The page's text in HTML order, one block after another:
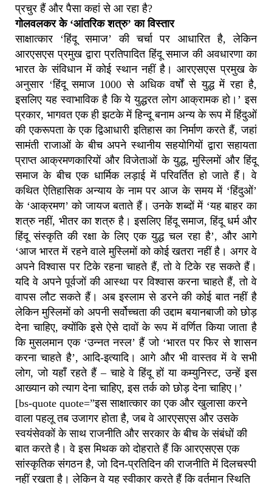
प्रचुर हैं और पैसा कहां से आ रहा है?
गोलवलकर के ‘आंतरिक शत्रु’ का विस्तार
साक्षात्कार ‘हिंदू समाज’ की चर्चा पर आधारित है, लेकिन
आरएसएस प्रमुख द्वारा प्रतिपादित हिंदू समाज की अवधारणा का
भारत के संविधान में कोई स्थान नहीं है। आरएसएस प्रमुख के
अनुसार ‘हिंदू समाज 1000 से अधिक वर्षों से युद्ध में रहा है,
इसलिए यह स्वाभाविक है कि ये युद्धरत लोग आक्रामक हो।’ इस
प्रकार, भागवत एक ही झटके में हिन्दू बनाम अन्य के रूप में हिंदुओं
की एकरूपता के एक द्विआधारी इतिहास का निर्माण करते हैं, जहां
सामंती राजाओं के बीच अपने स्थानीय सहयोगियों द्वारा सहायता
प्राप्त आक्रमणकारियों और विजेताओं के युद्ध, मुस्लिमों और हिंदू
समाज के बीच एक धार्मिक लड़ाई में परिवर्तित हो जाते हैं। वे
कथित ऐतिहासिक अन्याय के नाम पर आज के समय में ‘हिंदुओं’
के ‘आक्रमण’ को जायज बताते हैं। उनके शब्दों में ‘यह बाहर का
शत्रु नहीं, भीतर का शत्रु है। इसलिए हिंदू समाज, हिंदू धर्म और
हिंदू संस्कृति की रक्षा के लिए एक युद्ध चल रहा है’, और आगे
‘आज भारत में रहने वाले मुस्लिमों को कोई खतरा नहीं है। अगर वे
अपने विश्वास पर टिके रहना चाहते हैं, तो वे टिके रह सकते हैं।
यदि वे अपने पूर्वजों की आस्था पर विश्वास करना चाहते हैं, तो वे
वापस लौट सकते हैं। अब इस्लाम से डरने की कोई बात नहीं है
लेकिन मुस्लिमों को अपनी सर्वोच्चता की उद्दाम बयानबाजी को छोड़
देना चाहिए, क्योंकि इसे ऐसे दावों के रूप में वर्णित किया जाता है
कि मुसलमान एक ‘उन्नत नस्ल’ हैं जो ‘भारत पर फिर से शासन
करना चाहते है’, आदि-इत्यादि। आगे और भी वास्तव में वे सभी
लोग, जो यहाँ रहते हैं – चाहे वे हिंदू हों या कम्युनिस्ट, उन्हें इस
आख्यान को त्याग देना चाहिए, इस तर्क को छोड़ देना चाहिए।’
[bs-quote quote=”इस साक्षात्कार का एक और खुलासा करने
वाला पहलू तब उजागर होता है, जब वे आरएसएस और उसके
स्वयंसेवकों के साथ राजनीति और सरकार के बीच के संबंधों की
बात करते है। वे इस मिथक को दोहराते हैं कि आरएसएस एक
सांस्कृतिक संगठन है, जो दिन-प्रतिदिन की राजनीति में दिलचस्पी
नहीं रखता है। लेकिन वे यह स्वीकार करते हैं कि वर्तमान स्थिति